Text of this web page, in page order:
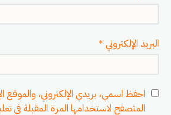
البريد الإلكتروني *
احفظ اسمي، بريدي الإلكتروني، والموقع
المتصفح لاستخدامها المرة المقبلة في